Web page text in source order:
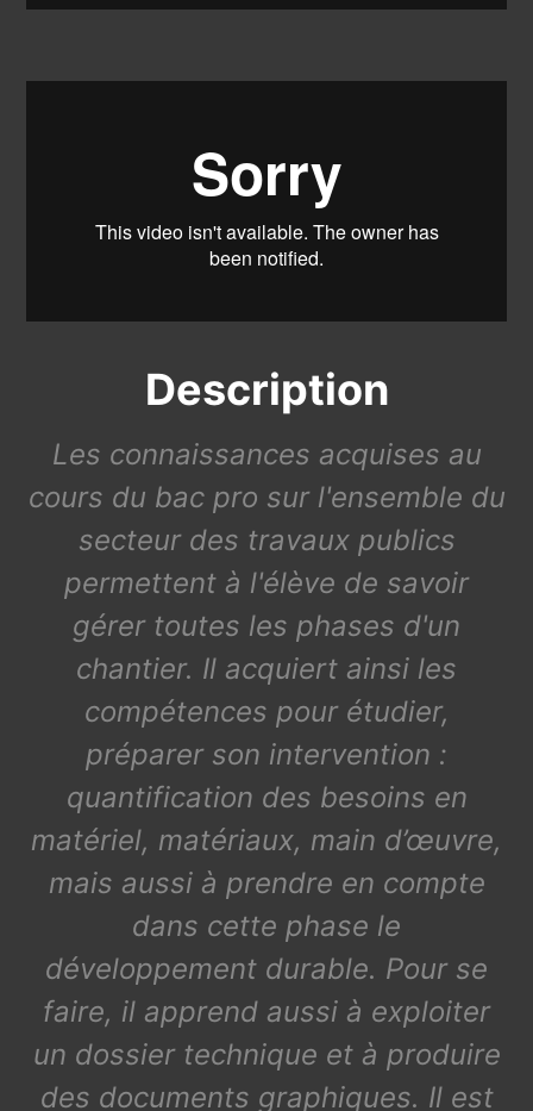
Description
Les connaissances acquises au
cours du bac pro sur l'ensemble du
secteur des travaux publics
permettent à l'élève de savoir
gérer toutes les phases d'un
chantier. Il acquiert ainsi les
compétences pour étudier,
préparer son intervention :
quantification des besoins en
matériel, matériaux, main d’œuvre,
mais aussi à prendre en compte
dans cette phase le
développement durable. Pour se
faire, il apprend aussi à exploiter
un dossier technique et à produire
des documents graphiques. Il est